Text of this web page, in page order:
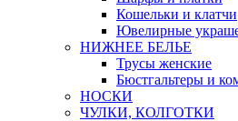
Кошельки и клатчи
Ювелирные
НИЖНЕЕ БЕЛЬЕ
Трусы женские
Бюстгальтеры и
НОСКИ
ЧУЛКИ, КОЛГОТКИ